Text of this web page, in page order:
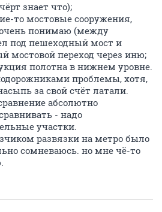
знает что);
то мостовые сооружения,
понимаю (между
под пешеходный мост и
мостовой переход через иню;
полотна в нижнем уровне.
проблемы, хотя,
за свой счёт латали.
абсолютно
- надо
участки.
развязки на метро было
сомневаюсь. но мне чё-то